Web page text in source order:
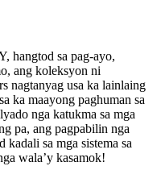
hangtod sa pag-ayo,
ang koleksyon ni
nagtanyag usa ka lainlaing
ka maayong paghuman sa
nga katukma sa mga
pa, ang pagpabilin nga
sa mga sistema sa
wala’y kasamok!